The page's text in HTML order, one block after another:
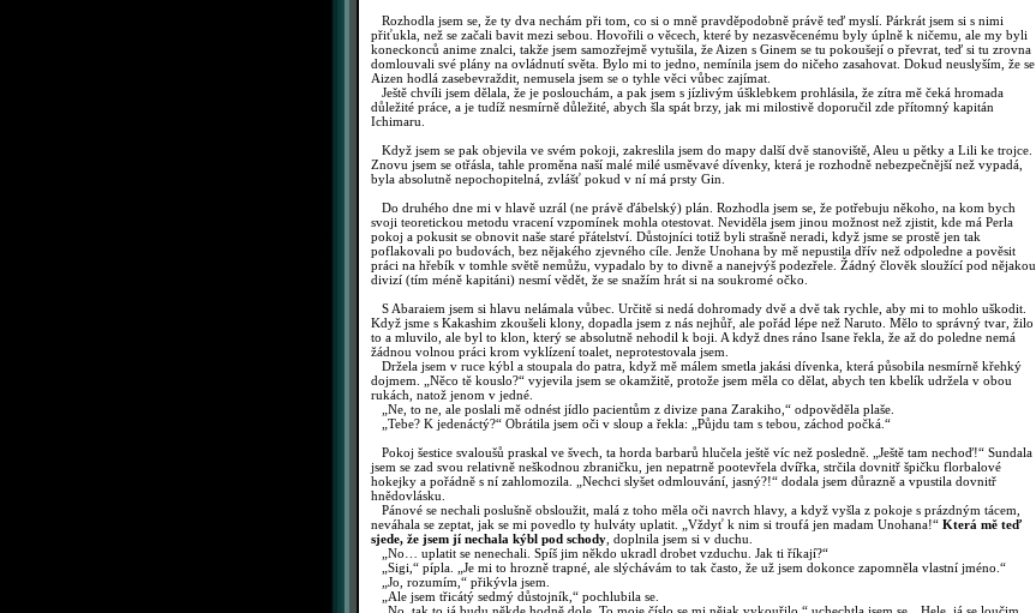
Rozhodla jsem se, že ty dva nechám při tom, co si o mně pravděpodobně právě teď myslí. Párkrát jsem si s nimi
přiťukla, než se začali bavit mezi sebou. Hovořili o věcech, které by nezasvěcenému byly úplně k ničemu, ale my byli
koneckonců anime znalci, takže jsem samozřejmě vytušila, že Aizen s Ginem se tu pokoušejí o převrat, teď si tu zrovna
domlouvali své plány na ovládnutí světa. Bylo mi to jedno, nemínila jsem do ničeho zasahovat. Dokud neuslyším, že se
Aizen hodlá zasebevraždit, nemusela jsem se o tyhle věci vůbec zajímat.
Ještě chvíli jsem dělala, že je poslouchám, a pak jsem s jízlivým úšklebkem prohlásila, že zítra mě čeká hromada
důležité práce, a je tudíž nesmírně důležité, abych šla spát brzy, jak mi milostivě doporučil zde přítomný kapitán
Ichimaru.
Když jsem se pak objevila ve svém pokoji, zakreslila jsem do mapy další dvě stanoviště, Aleu u pětky a Lili ke trojce.
Znovu jsem se otřásla, tahle proměna naší malé milé usměvavé dívenky, která je rozhodně nebezpečnější než vypadá,
byla absolutně nepochopitelná, zvlášť pokud v ní má prsty Gin.
Do druhého dne mi v hlavě uzrál (ne právě ďábelský) plán. Rozhodla jsem se, že potřebuju někoho, na kom bych
svoji teoretickou metodu vracení vzpomínek mohla otestovat. Neviděla jsem jinou možnost než zjistit, kde má Perla
pokoj a pokusit se obnovit naše staré přátelství. Důstojníci totiž byli strašně neradi, když jsme se prostě jen tak
poflakovali po budovách, bez nějakého zjevného cíle. Jenže Unohana by mě nepustila dřív než odpoledne a pověsit
práci na hřebík v tomhle světě nemůžu, vypadalo by to divně a nanejvýš podezřele. Žádný člověk sloužící pod nějakou
divizí (tím méně kapitáni) nesmí vědět, že se snažím hrát si na soukromé očko.
S Abaraiem jsem si hlavu nelámala vůbec. Určitě si nedá dohromady dvě a dvě tak rychle, aby mi to mohlo uškodit.
Když jsme s Kakashim zkoušeli klony, dopadla jsem z nás nejhůř, ale pořád lépe než Naruto. Mělo to správný tvar, žilo
to a mluvilo, ale byl to klon, který se absolutně nehodil k boji. A když dnes ráno Isane řekla, že až do poledne nemá
žádnou volnou práci krom vyklízení toalet, neprotestovala jsem.
Držela jsem v ruce kýbl a stoupala do patra, když mě málem smetla jakási dívenka, která působila nesmírně křehký
dojmem. „Něco tě kouslo?“ vyjevila jsem se okamžitě, protože jsem měla co dělat, abych ten kbelík udržela v obou
rukách, natož jenom v jedné.
„Ne, to ne, ale poslali mě odnést jídlo pacientům z divize pana Zarakiho,“ odpověděla plaše.
„Tebe? K jedenáctý?“ Obrátila jsem oči v sloup a řekla: „Půjdu tam s tebou, záchod počká.“
Pokoj šestice svaloušů praskal ve švech, ta horda barbarů hlučela ještě víc než posledně. „Ještě tam nechoď!“ Sundala
jsem se zad svou relativně neškodnou zbraničku, jen nepatrně pootevřela dvířka, strčila dovnitř špičku florbalové
hokejky a pořádně s ní zahlomozila. „Nechci slyšet odmlouvání, jasný?!“ dodala jsem důrazně a vpustila dovnitř
hnědovlásku.
Pánové se nechali poslušně obsloužit, malá z toho měla oči navrch hlavy, a když vyšla z pokoje s prázdným tácem,
neváhala se zeptat, jak se mi povedlo ty hulváty uplatit. „Vždyť k nim si troufá jen madam Unohana!“ Která mě teď
sjede, že jsem jí nechala kýbl pod schody , doplnila jsem si v duchu.
„No… uplatit se nenechali. Spíš jim někdo ukradl drobet vzduchu. Jak ti říkají?“
„Sigi,“ pípla. „Je mi to hrozně trapné, ale slýchávám to tak často, že už jsem dokonce zapomněla vlastní jméno.“
„Jo, rozumím,“ přikývla jsem.
„Ale jsem třicátý sedmý důstojník,“ pochlubila se.